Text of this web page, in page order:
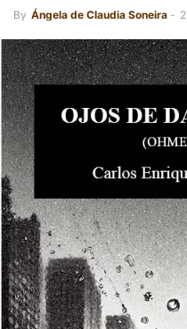
By Ángela de Claudia Soneira -